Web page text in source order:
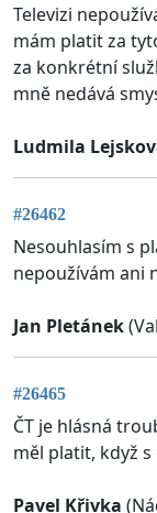
Televizi
mám platit za
za konkrétní
mně nedává
Ludmila
#26462
Nesouhlasím s
nepoužívám ani
Jan Pletánek
#26465
ČT je hlásná
měl platit, když s
Pavel Křivka